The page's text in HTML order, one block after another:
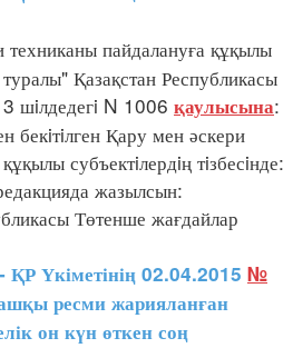
пайдалануға құқылы
Қазақстан Республикасы
шiлдедегi N 1006 қаулысына:
бекiтiлген Қару мен әскери
субъектiлердiң тiзбесiнде:
жазылсын:
Төтенше жағдайлар
Үкіметінің 02.04.2015 №
ресми жарияланған
он күн өткен соң